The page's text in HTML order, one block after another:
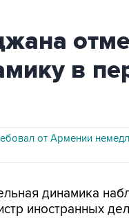
в
от Армении
динамика
иностранных